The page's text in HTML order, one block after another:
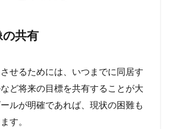
共有
せるためには、いつまでに同居す
ど将来の目標を共有することが大
ルが明確であれば、現状の困難も
す。